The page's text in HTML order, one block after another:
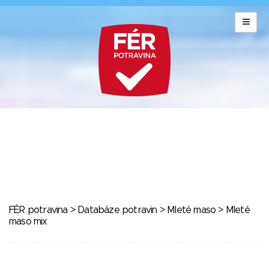
FÉR potravina > Databáze potravin > Mleté maso > Mleté
maso mix